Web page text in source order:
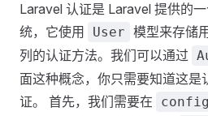
Laravel 认证是 Laravel 提供的
统，它使用
User 模型来存储
列的认证方法。我们可以通过
面这种概念，你只需要知道这是
证。 首先，我们需要在